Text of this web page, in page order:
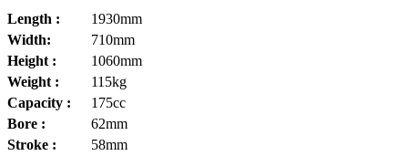
Length :
1930mm
Width:
710mm
Height :
1060mm
Weight :
115kg
Capacity :
175cc
Bore :
62mm
Stroke :
58mm